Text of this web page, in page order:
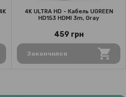
4K ULTRA HD - Кабель UGREEN
HD153 HDMI 3m, Gray
459 грн
Закончился